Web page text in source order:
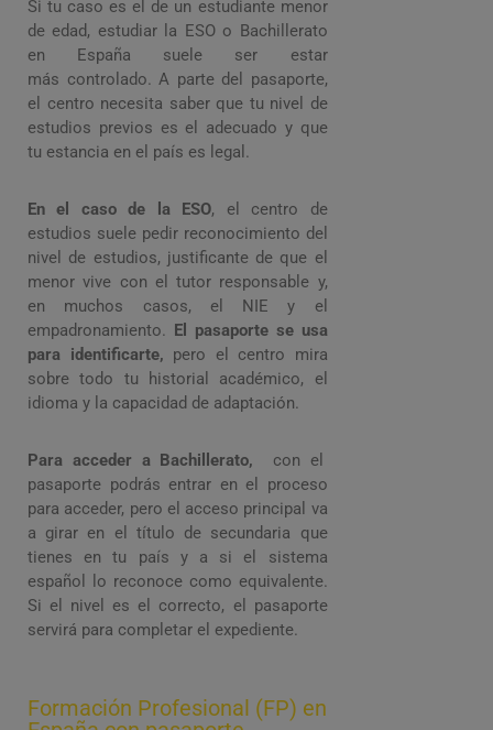
Si tu caso es el de un estudiante menor
de edad, estudiar la ESO o Bachillerato
en España suele ser estar
más controlado. A parte del pasaporte,
el centro necesita saber que tu nivel de
estudios previos es el adecuado y que
tu estancia en el país es legal.
En el caso de la ESO, el centro de
estudios suele pedir reconocimiento del
nivel de estudios, justificante de que el
menor vive con el tutor responsable y,
en muchos casos, el NIE y el
empadronamiento. El pasaporte se usa
para identificarte, pero el centro mira
sobre todo tu historial académico, el
idioma y la capacidad de adaptación.
Para acceder a Bachillerato,
con el
pasaporte podrás entrar en el proceso
para acceder, pero el acceso principal va
a girar en el título de secundaria que
tienes en tu país y a si el sistema
español lo reconoce como equivalente.
Si el nivel es el correcto, el pasaporte
servirá para completar el expediente.
Formación Profesional (FP) en